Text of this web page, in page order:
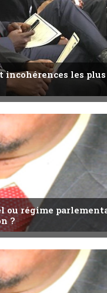
incohérences les
ou régime
?